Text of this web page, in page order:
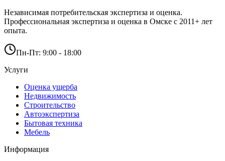
Независимая потребительская экспертиза и оценка.
Профессиональная экспертиза и оценка в Омске с 2011+ лет
опыта.
Пн-Пт: 9:00 - 18:00
Услуги
Оценка ущерба
Недвижимость
Строительство
Автоэкспертиза
Бытовая техника
Мебель
Информация